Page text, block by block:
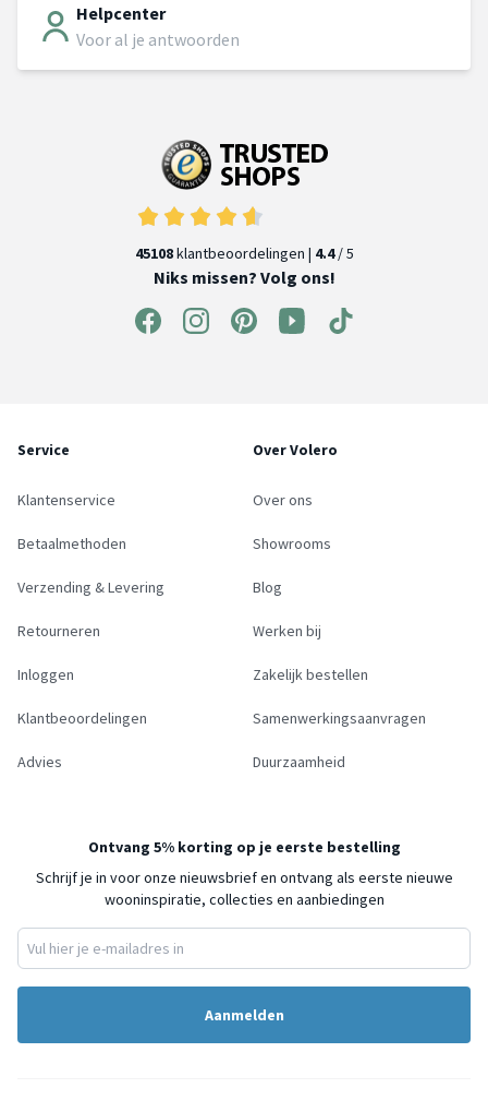
Helpcenter
Voor al je antwoorden
45108klantbeoordelingen | 4.4/ 5
Niks missen? Volg ons!
Service
Klantenservice
Betaalmethoden
Verzending & Levering
Retourneren
Inloggen
Klantbeoordelingen
Advies
Over Volero
Over ons
Showrooms
Blog
Werken bij
Zakelijk bestellen
Samenwerkingsaanvragen
Duurzaamheid
Ontvang 5% korting op je eerste bestelling
Schrijf je in voor onze nieuwsbrief en ontvang als eerste nieuwe
wooninspiratie, collecties en aanbiedingen
Aanmelden